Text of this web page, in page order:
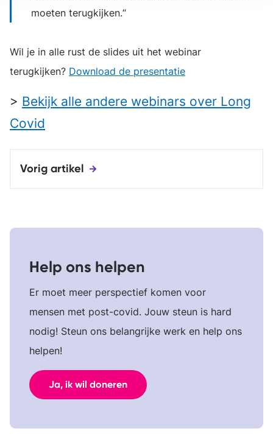
moeten terugkijken.
Wil je in alle rust de slides uit het webinar
terugkijken? Download de presentatie
> Bekijk alle andere webinars over Long
Covid
Vorig artikel
Help ons helpen
Er moet meer perspectief komen voor
mensen met post-covid. Jouw steun is hard
nodig! Steun ons belangrijke werk en help ons
helpen!
Ja, ik wil doneren